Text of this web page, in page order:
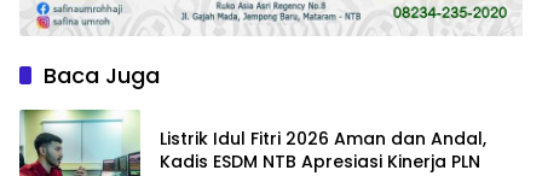
Baca Juga
Listrik Idul Fitri 2026 Aman dan Andal,
Kadis ESDM NTB Apresiasi Kinerja PLN